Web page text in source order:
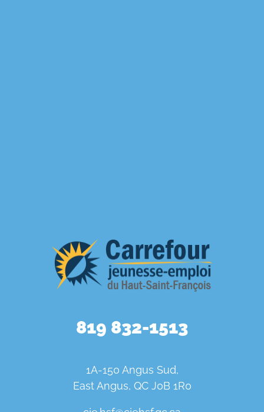
819 832-1513
1A-150 Angus Sud,
East Angus, QC J0B 1R0